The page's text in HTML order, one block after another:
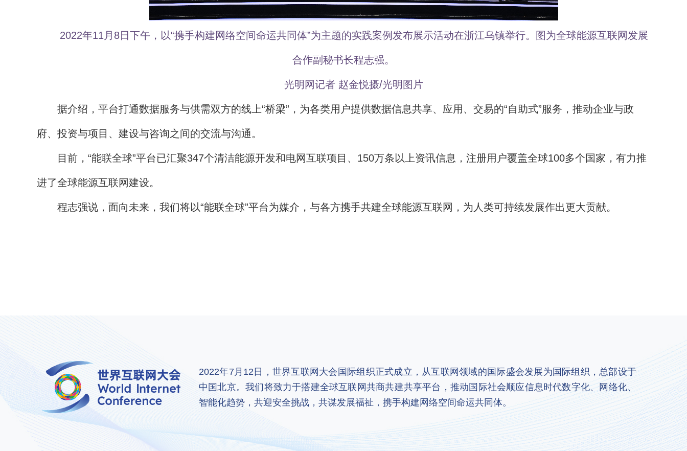
2022年11月8日下午，以“携手构建网络空间命运共同体”为主题的实践案例发布展示活动在浙江乌镇举行。图为全球能源互联网发展
合作副秘书长程志强。
光明网记者 赵金悦摄/光明图片
据介绍，平台打通数据服务与供需双方的线上“桥梁”，为各类用户提供数据信息共享、应用、交易的“自助式”服务，推动企业与政
府、投资与项目、建设与咨询之间的交流与沟通。
目前，“能联全球”平台已汇聚347个清洁能源开发和电网互联项目、150万条以上资讯信息，注册用户覆盖全球100多个国家，有力推
进了全球能源互联网建设。
程志强说，面向未来，我们将以“能联全球”平台为媒介，与各方携手共建全球能源互联网，为人类可持续发展作出更大贡献。
2022年7月12日，世界互联网大会国际组织正式成立，从互联网领域的国际盛会发展为国际组织，总部设于
中国北京。我们将致力于搭建全球互联网共商共建共享平台，推动国际社会顺应信息时代数字化、网络化、
智能化趋势，共迎安全挑战，共谋发展福祉，携手构建网络空间命运共同体。